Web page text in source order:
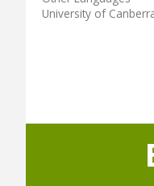
University of